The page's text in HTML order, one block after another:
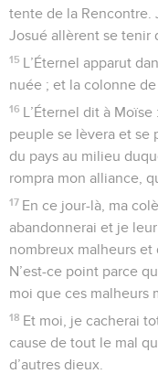
tente de la Rencontre.
Josué allèrent se tenir
15 L’Éternel apparut
nuée ; et la colonne de
16 L’Éternel dit à
peuple se lèvera et se
du pays au milieu
rompra mon alliance,
17 En ce jour-là, ma
abandonnerai et je
nombreux malheurs et
N’est-ce point parce
moi que ces malheurs
18 Et moi, je cacherai
cause de tout le mal
d’autres dieux.